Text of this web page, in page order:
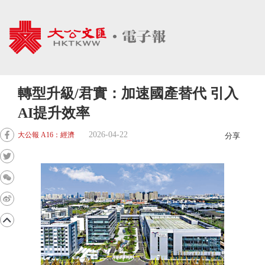
轉型升級/君實：加速國產替代 引入
AI提升效率
大公報 A16：經濟 2026-04-22 分享